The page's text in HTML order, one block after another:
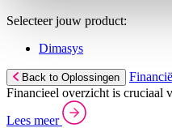
Selecteer jouw product:
Dimasys
Back to Oplossingen
Financieel overzicht is cruciaal
Lees meer